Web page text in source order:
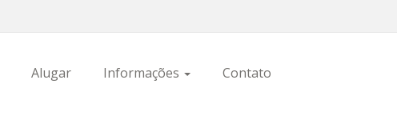
Alugar Informações Contato